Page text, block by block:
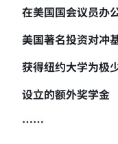
在美国国会议员办
美国著名投资对冲
获得纽约大学为极
设立的额外奖学金
……